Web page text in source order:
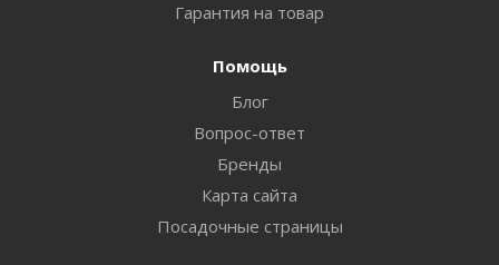
Гарантия на товар
Помощь
Блог
Вопрос-ответ
Бренды
Карта сайта
Посадочные страницы